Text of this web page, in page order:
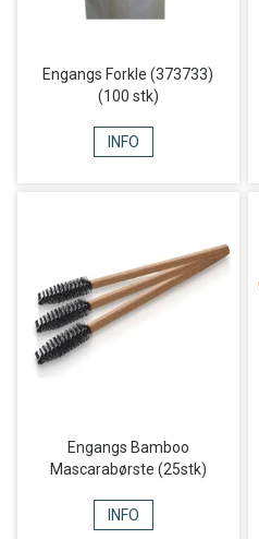
Engangs Forkle (373733)
(100 stk)
INFO
Engangs Bamboo
Mascarabørste (25stk)
INFO